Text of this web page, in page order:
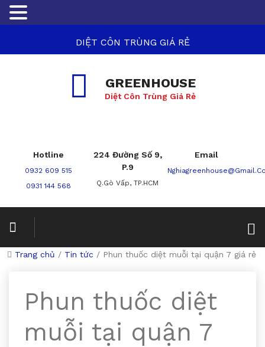
DIỆT CÔN TRÙNG GIÁ RẺ
GREENHOUSE
Diệt Côn Trùng Giá Rẻ
Hotline
0932 609 515
0931 144 568
224 Đường Số 9,
P.9
Q.Gò Vấp, TP.HCM
Email
Trang chủ / Tin tức / Phun thuốc diệt muỗi tại quận 7 giá rẻ
Phun thuốc diệt
muỗi tại quận 7